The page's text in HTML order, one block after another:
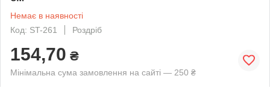
Немає в наявності
Код: ST-261
Роздріб
154,70 ₴
Мінімальна сума замовлення на сайті — 250 ₴